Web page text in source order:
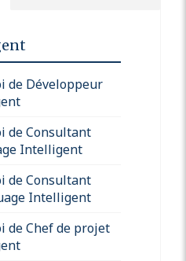
de Développeur
de Consultant
Intelligent
de Consultant
Intelligent
de Chef de projet